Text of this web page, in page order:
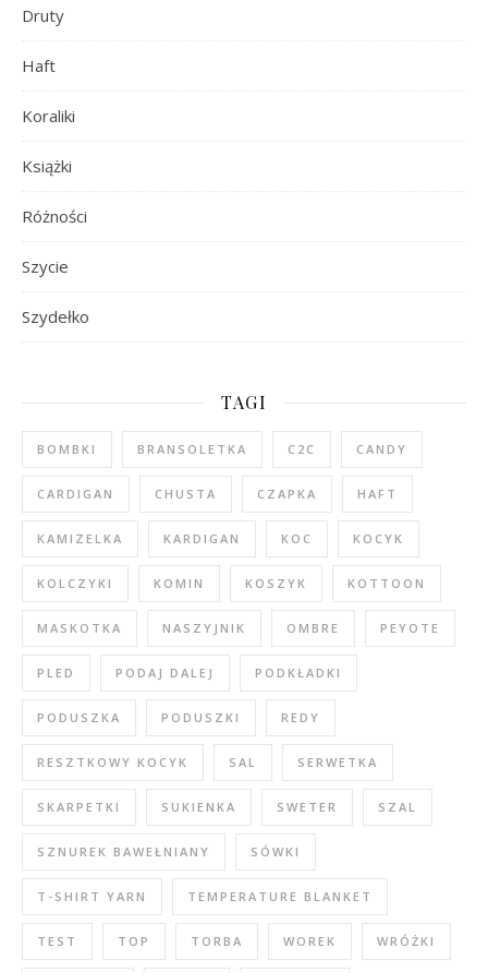
Druty
Haft
Koraliki
Książki
Różności
Szycie
Szydełko
TAGI
BOMBKI BRANSOLETKA C2C CANDY
CARDIGAN CHUSTA CZAPKA HAFT
KAMIZELKA KARDIGAN KOC KOCYK
KOLCZYKI KOMIN KOSZYK KOTTOON
MASKOTKA NASZYJNIK OMBRE PEYOTE
PLED PODAJ DALEJ PODKŁADKI
PODUSZKA PODUSZKI REDY
RESZTKOWY KOCYK SAL SERWETKA
SKARPETKI SUKIENKA SWETER SZAL
SZNUREK BAWEŁNIANY SÓWKI
T-SHIRT YARN TEMPERATURE BLANKET
TEST TOP TORBA WOREK WRÓŻKI